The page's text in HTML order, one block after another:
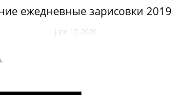
ежедневные зарисовки 2019
June 17, 2020